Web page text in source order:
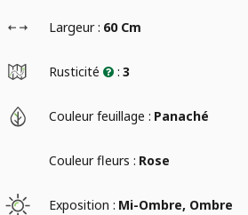
Largeur : 60 Cm
Rusticité : 3
Couleur feuillage : Panaché
Couleur fleurs : Rose
Exposition : Mi-Ombre, Ombre